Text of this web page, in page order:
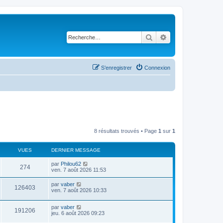
Rechercher
Connexion
S’enregistrer
8 résultats trouvés • Page 1 sur 1
VUES DERNIER MESSAGE
274V
u
D
e
i
e
r
m
e
s
par Philou62
ven. 7 août 2026 11:53
126403
u
D
e
n
i
e
par vaber
ven. 7 août 2026 10:33
191206
D
e
par vaber
jeu. 6 août 2026 09:23